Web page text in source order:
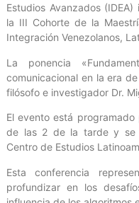
Estudios Avanzados
la III Cohorte de la
Integración Venezolanos,
La ponencia
comunicacional en la era
filósofo e investigador Dr.
El evento está
de las 2 de la tarde y se
Centro de Estudios
Esta conferencia
profundizar en los